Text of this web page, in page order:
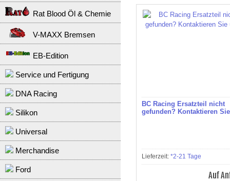
Rat Blood Öl & Chemie
V-MAXX Bremsen
EB-Edition
Service und Fertigung
DNA Racing
Silikon
Universal
Merchandise
Ford
BC Racing Ersatzteil nicht
gefunden? Kontaktieren
Lieferzeit: *2-21 Tage
Auf